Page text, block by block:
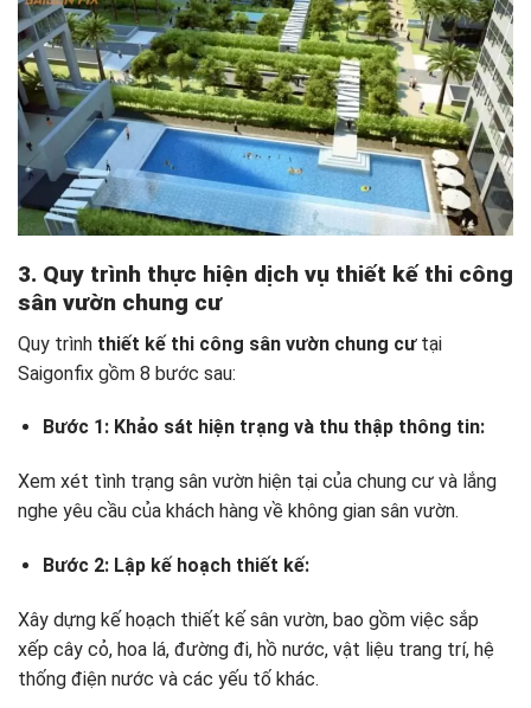
3. Quy trình thực hiện dịch vụ thiết kế thi công
sân vườn chung cư
Quy trình thiết kế thi công sân vườn chung cưtại
Saigonfix gồm 8 bước sau:
Bước 1: Khảo sát hiện trạng và thu thập thông tin:
Xem xét tình trạng sân vườn hiện tại của chung cư và lắng
nghe yêu cầu của khách hàng về không gian sân vườn.
Bước 2: Lập kế hoạch thiết kế:
Xây dựng kế hoạch thiết kế sân vườn, bao gồm việc sắp
xếp cây cỏ, hoa lá, đường đi, hồ nước, vật liệu trang trí, hệ
thống điện nước và các yếu tố khác.